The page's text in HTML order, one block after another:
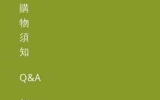
購
物
須
知
Q&A